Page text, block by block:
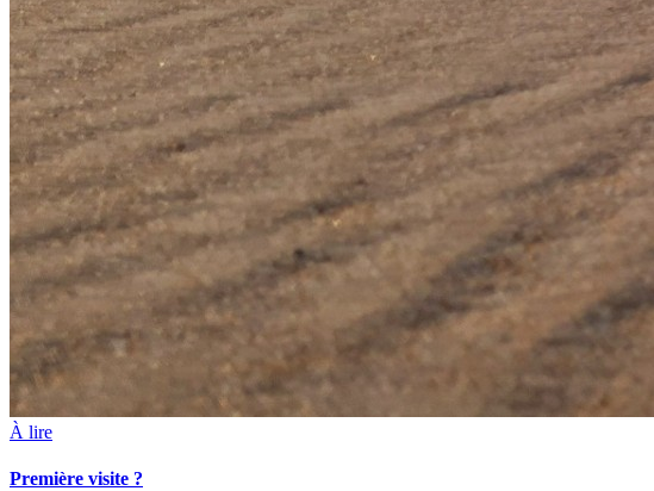
À lire
Première visite ?